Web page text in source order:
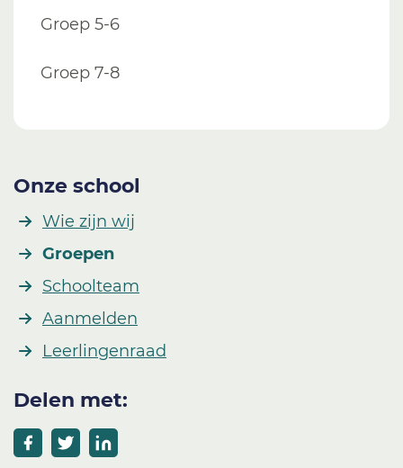
Groep 5-6
Groep 7-8
Onze school
Wie zijn wij
Groepen
Schoolteam
Aanmelden
Leerlingenraad
Delen met: